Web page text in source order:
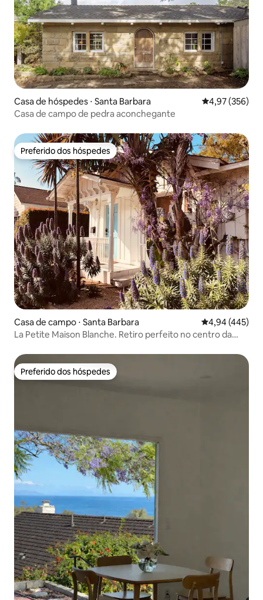
Casa de hóspedes ⋅ Santa Barbara 4,97 de uma
4,97 (356)
Casa de campo de pedra aconchegante
Preferido dos hóspedes
Preferido dos hóspedes
Casa de campo ⋅ Santa Barbara 4,94 de uma
4,94 (445)
La Petite Maison Blanche. Retiro perfeito no centro da
Preferido dos hóspedes
Preferido dos hóspedes